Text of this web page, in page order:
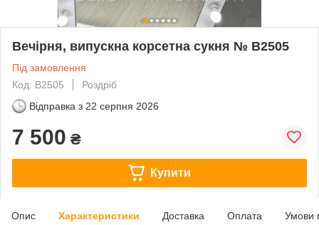
Вечірня, випускна корсетна сукня № В2505
Під замовлення
Код: В2505
Роздріб
Відправка з 22 серпня 2026
7 500 ₴
Купити
Опис Характеристики Доставка Оплата Умови